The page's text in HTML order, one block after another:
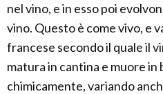
nel vino, e in esso poi
vino. Questo è come vivo, e
francese secondo il quale il
matura in cantina e muore
chimicamente, variando